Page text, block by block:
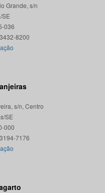
Grande, s/n
SE
036
s/n, Centro
SE
000